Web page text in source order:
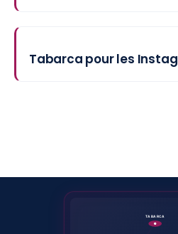
Tabarca pour les
TABARCA